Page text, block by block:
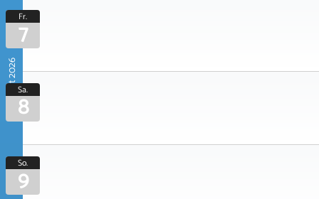
August 2026
Fr.
7
Sa.
8
So.
9